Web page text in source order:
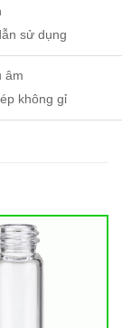
sử dụng
âm
không gỉ